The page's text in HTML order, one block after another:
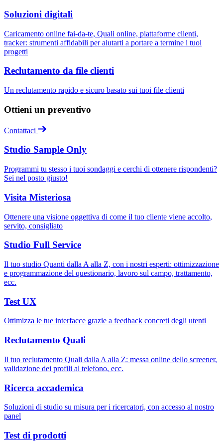
Soluzioni digitali
Caricamento online fai-da-te, Quali online, piattaforme clienti,
tracker: strumenti affidabili per aiutarti a portare a termine i tuoi
progetti
Reclutamento da file clienti
Un reclutamento rapido e sicuro basato sui tuoi file clienti
Ottieni un preventivo
Contattaci
Studio Sample Only
Programmi tu stesso i tuoi sondaggi e cerchi di ottenere rispondenti?
Sei nel posto giusto!
Visita Misteriosa
Ottenere una visione oggettiva di come il tuo cliente viene accolto,
servito, consigliato
Studio Full Service
Il tuo studio Quanti dalla A alla Z, con i nostri esperti: ottimizzazione
e programmazione del questionario, lavoro sul campo, trattamento,
ecc.
Test UX
Ottimizza le tue interfacce grazie a feedback concreti degli utenti
Reclutamento Quali
Il tuo reclutamento Quali dalla A alla Z: messa online dello screener,
validazione dei profili al telefono, ecc.
Ricerca accademica
Soluzioni di studio su misura per i ricercatori, con accesso al nostro
panel
Test di prodotti